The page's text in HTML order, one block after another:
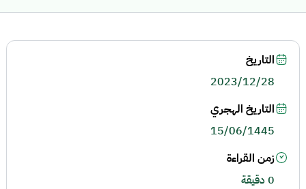
التاريخ
2023/12/28
التاريخ الهجري
15/06/1445
زمن القراءة
0 دقيقة